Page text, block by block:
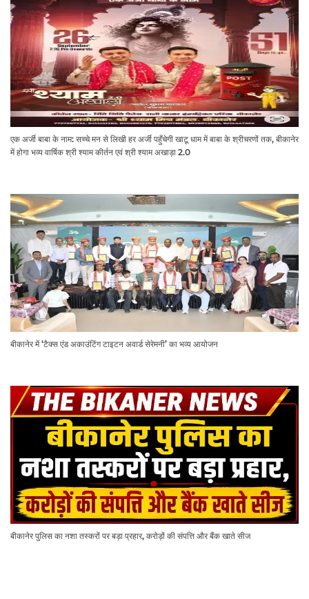
एक अर्जी बाबा के नाम: सच्चे मन से लिखी हर अर्जी पहुँचेगी खाटू धाम में बाबा के श्रीचरणों तक, बीकानेर
में होगा भव्य वार्षिक श्री श्याम कीर्तन एवं श्री श्याम अखाड़ा 2.0
बीकानेर में ‘टैक्स एंड अकाउंटिंग टाइटन अवार्ड सेरेमनी’ का भव्य आयोजन
बीकानेर पुलिस का नशा तस्करों पर बड़ा प्रहार, करोड़ों की संपत्ति और बैंक खाते सीज